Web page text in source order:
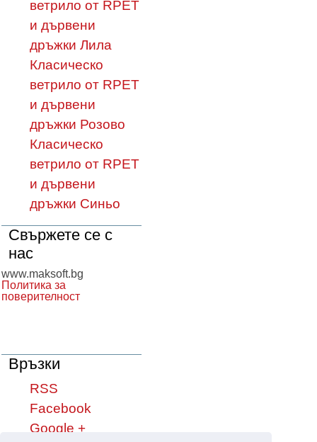
ветрило от RPET
и дървени
дръжки Лила
Класическо
ветрило от RPET
и дървени
дръжки Розово
Класическо
ветрило от RPET
и дървени
дръжки Синьо
Свържете се с
нас
www.maksoft.bg
Политика за
поверителност
Връзки
RSS
Facebook
Google +